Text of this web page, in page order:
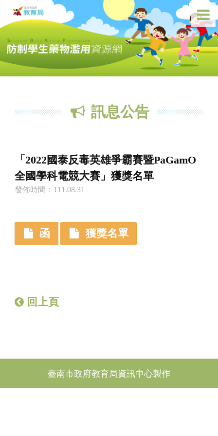
訊息公告
「2022國泰反毒英雄爭霸賽暨PaGamO
全國學科電競大賽」獲獎名單
發佈時間：111.08.31
函 獲獎名單
回上頁
臺南市政府教育局資訊中心製作